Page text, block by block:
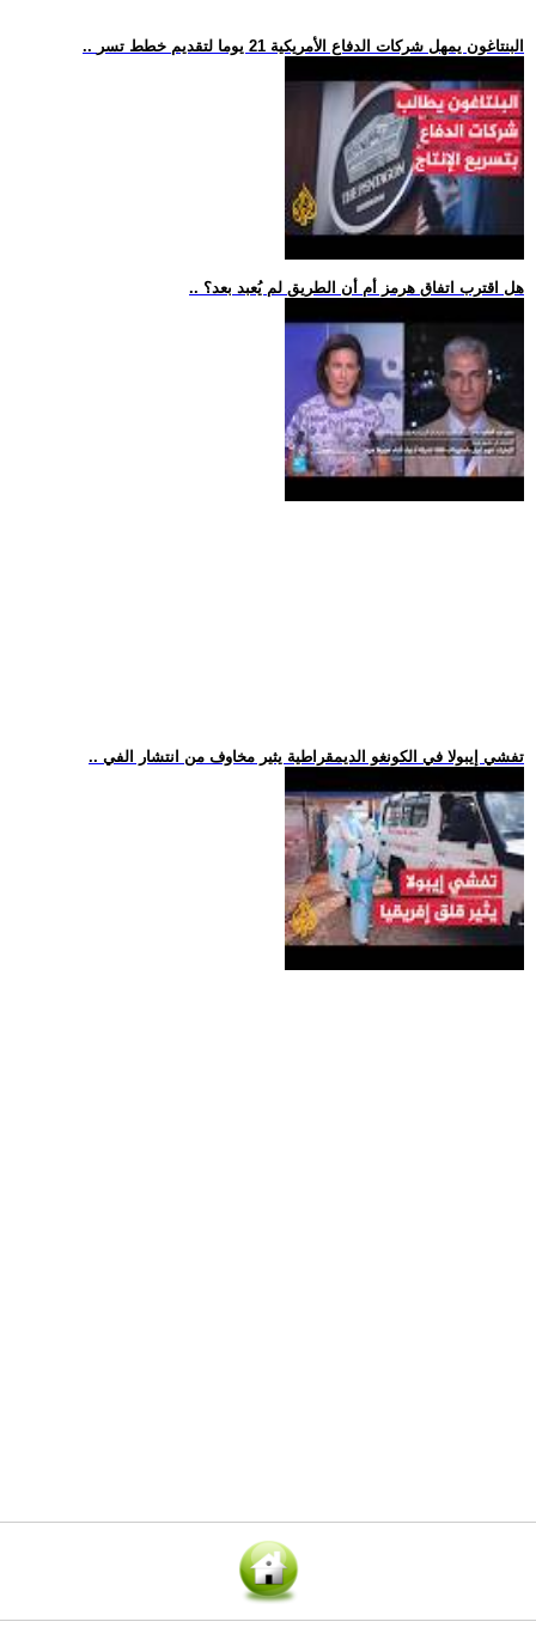
.. البنتاغون يمهل شركات الدفاع الأمريكية 21 يوما لتقديم خطط تسر
.. هل اقترب اتفاق هرمز أم أن الطريق لم يُعبد بعد؟
.. تفشي إيبولا في الكونغو الديمقراطية يثير مخاوف من انتشار الفي